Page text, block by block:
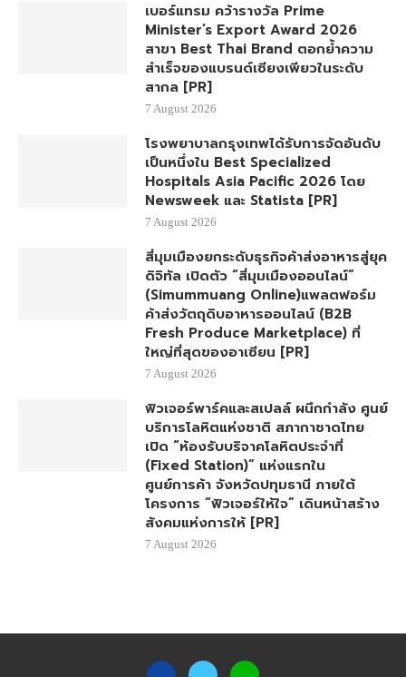
เบอร์แทรม คว้ารางวัล Prime
Minister’s Export Award 2026
สาขา Best Thai Brand ตอกย้ำความ
สำเร็จของแบรนด์เซียงเพียวในระดับ
สากล [PR]
7 August 2026
โรงพยาบาลกรุงเทพได้รับการจัดอันดับ
เป็นหนึ่งใน Best Specialized
Hospitals Asia Pacific 2026 โดย
Newsweek และ Statista [PR]
7 August 2026
สี่มุมเมืองยกระดับธุรกิจค้าส่งอาหารสู่ยุค
ดิจิทัล เปิดตัว “สี่มุมเมืองออนไลน์”
(Simummuang Online)แพลตฟอร์ม
ค้าส่งวัตถุดิบอาหารออนไลน์ (B2B
Fresh Produce Marketplace) ที่
ใหญ่ที่สุดของอาเซียน [PR]
7 August 2026
ฟิวเจอร์พาร์คและสเปลล์ ผนึกกำลัง ศูนย์
บริการโลหิตแห่งชาติ สภากาชาดไทย
เปิด “ห้องรับบริจาคโลหิตประจำที่
(Fixed Station)” แห่งแรกใน
ศูนย์การค้า จังหวัดปทุมธานี ภายใต้
โครงการ “ฟิวเจอร์ให้ใจ” เดินหน้าสร้าง
สังคมแห่งการให้ [PR]
7 August 2026